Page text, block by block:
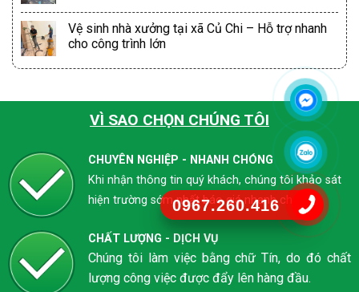
0967.260.416
Vệ sinh nhà xưởng tại xã Củ Chi – Hỗ trợ nhanh
cho công trình lớn
VÌ SAO CHỌN CHÚNG TÔI
CHUYÊN NGHIỆP - NHANH CHÓNG
Khi nhận thông tin quý khách, chúng tôi khảo sát
hiện trường sớm nhất báo giá nhanh chóng
CHẤT LƯỢNG - DỊCH VỤ
Chúng tôi làm việc bằng chữ Tín, do đó chất
lượng công việc được đẩy lên hàng đầu.